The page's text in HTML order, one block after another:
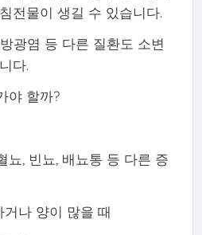
전물이 생길 수 있습니다.
광염 등 다른 질환도 소변
다.
야 할까?
뇨, 빈뇨, 배뇨통 등 다른 증
나 양이 많을 때